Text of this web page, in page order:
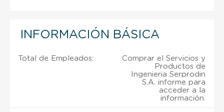
INFORMACIÓN BÁSICA
Total de Empleados:
Comprar el Servicios y
Productos de
Ingenieria Serprodin
S.A. informe para
acceder a la
información.